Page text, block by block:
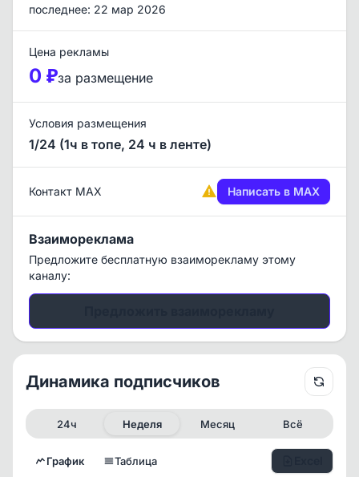
последнее: 22 мар 2026
Цена рекламы
0 ₽за размещение
Условия размещения
1/24 (1ч в топе, 24 ч в ленте)
Контакт MAX Написать в MAX
Взаимореклама
Предложите бесплатную взаиморекламу этому
каналу:
Динамика подписчиков
24ч Неделя Месяц Всё
График Таблица